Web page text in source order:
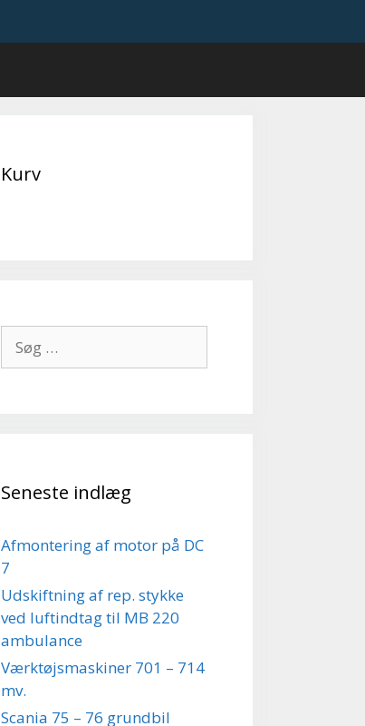
Kurv
efter:
Seneste indlæg
Afmontering af motor på DC
7
Udskiftning af rep. stykke
ved luftindtag til MB 220
ambulance
Værktøjsmaskiner 701 – 714
mv.
Scania 75 – 76 grundbil